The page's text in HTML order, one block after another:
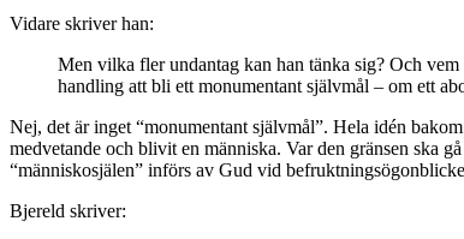
Vidare skriver han:
Men vilka fler undantag kan han tänka sig? Och
handling att bli ett monumentant självmål – om ett
Nej, det är inget “monumentant självmål”. Hela idén
medvetande och blivit en människa. Var den gränsen ska
“människosjälen” införs av Gud vid
Bjereld skriver: